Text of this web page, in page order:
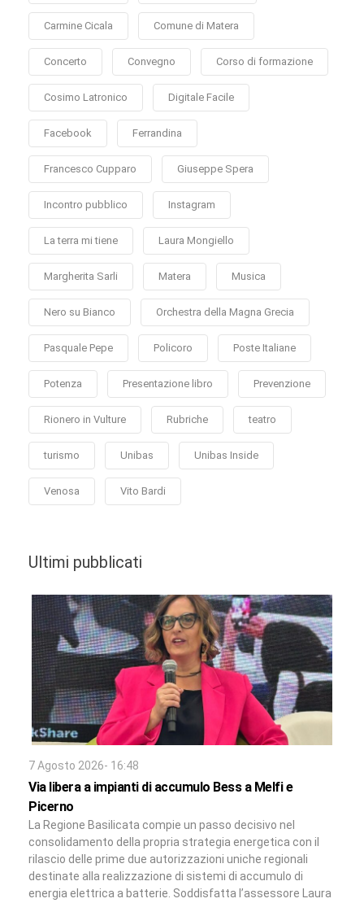
Carmine Cicala Comune di Matera
Concerto Convegno Corso di formazione
Cosimo Latronico Digitale Facile
Facebook Ferrandina
Francesco Cupparo Giuseppe Spera
Incontro pubblico Instagram
La terra mi tiene Laura Mongiello
Margherita Sarli Matera Musica
Nero su Bianco Orchestra della Magna Grecia
Pasquale Pepe Policoro Poste Italiane
Potenza Presentazione libro Prevenzione
Rionero in Vulture Rubriche teatro
turismo Unibas Unibas Inside
Venosa Vito Bardi
Ultimi pubblicati
7 Agosto 2026- 16:48
Via libera a impianti di accumulo Bess a Melfi e
Picerno
La Regione Basilicata compie un passo decisivo nel
consolidamento della propria strategia energetica con il
rilascio delle prime due autorizzazioni uniche regionali
destinate alla realizzazione di sistemi di accumulo di
energia elettrica a batterie. Soddisfatta l’assessore Laura